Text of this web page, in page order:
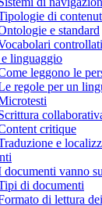
di
e standard
linguaggio
leggono le
regole per un
critique
e
documenti vanno
di documenti
di lettura